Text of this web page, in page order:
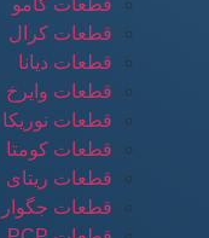
قطعات گامو
قطعات کرال
قطعات دیانا
قطعات وایرخ
قطعات نوریکا
قطعات کومتا
قطعات ریتای
قطعات جگوار